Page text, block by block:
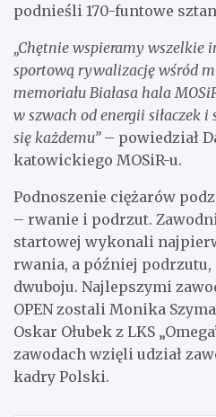
podnieśli 170-funtowe
„Chętnie wspieramy wszelkie
sportową rywalizację wśród
memoriału Białasa hala
w szwach od energii siłaczek i
się każdemu”– powiedział
katowickiego MOSiR-u.
Podnoszenie ciężarów
– rwanie i podrzut.
startowej wykonali
rwania, a później podrzutu,
dwuboju. Najlepszymi
OPEN zostali Monika
Oskar Ołubek z LKS
zawodach wzięli udział
kadry Polski.